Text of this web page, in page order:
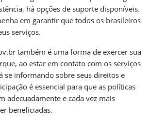
há opções de suporte disponíveis.
em garantir que todos os brasileiros
serviços.
também é uma forma de exercer sua
ao estar em contato com os serviços
se informando sobre seus direitos e
é essencial para que as políticas
adecuadamente e cada vez mais
beneficiadas.